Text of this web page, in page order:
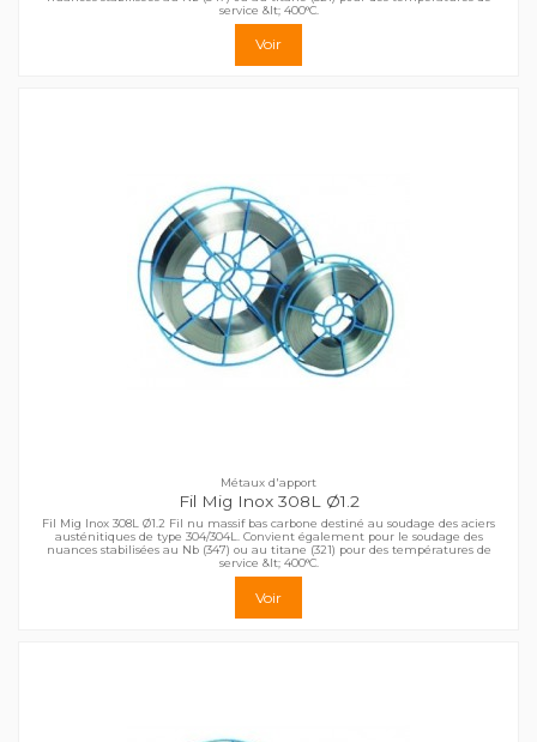
service &lt; 400°C.
Voir
Métaux d'apport
Fil Mig Inox 308L Ø1.2
Fil Mig Inox 308L Ø1.2 Fil nu massif bas carbone destiné au soudage des aciers
austénitiques de type 304/304L. Convient également pour le soudage des
nuances stabilisées au Nb (347) ou au titane (321) pour des températures de
service &lt; 400°C.
Voir